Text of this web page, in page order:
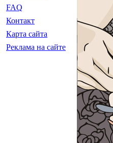
FAQ
Контакт
Карта сайта
Реклама на сайте